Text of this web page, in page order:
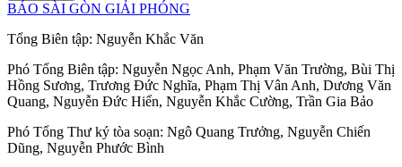
BÁO SÀI GÒN GIẢI PHÓNG
Tổng Biên tập: Nguyễn Khắc Văn
Phó Tổng Biên tập: Nguyễn Ngọc Anh, Phạm Văn Trường, Bùi Thị
Hồng Sương, Trương Đức Nghĩa, Phạm Thị Vân Anh, Dương Văn
Quang, Nguyễn Đức Hiển, Nguyễn Khắc Cường, Trần Gia Bảo
Phó Tổng Thư ký tòa soạn: Ngô Quang Trưởng, Nguyễn Chiến
Dũng, Nguyễn Phước Bình